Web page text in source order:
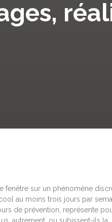
fenêtre sur un phénomène
au moins trois jours par
de prévention, représente